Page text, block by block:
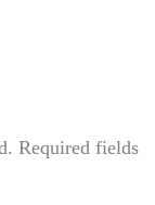
Required fields